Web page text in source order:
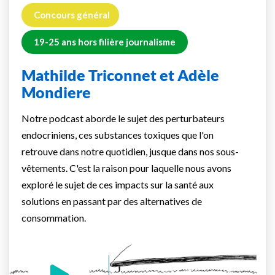
Concours général
19-25 ans hors filière journalisme
Mathilde Triconnet et Adèle
Mondiere
Notre podcast aborde le sujet des perturbateurs
endocriniens, ces substances toxiques que l'on
retrouve dans notre quotidien, jusque dans nos sous-
vêtements. C'est la raison pour laquelle nous avons
exploré le sujet de ces impacts sur la santé aux
solutions en passant par des alternatives de
consommation.